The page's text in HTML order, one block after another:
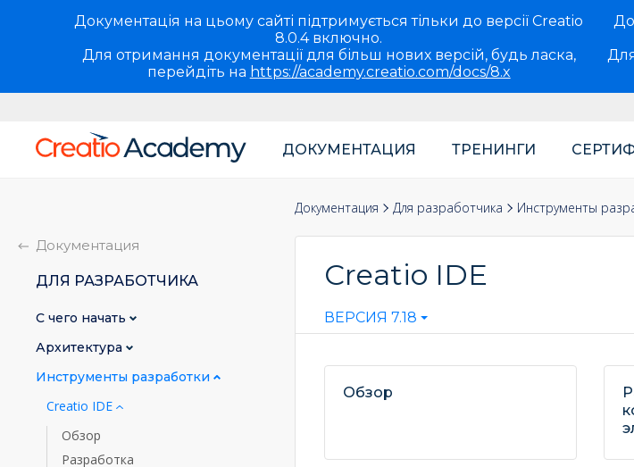
Документація на цьому сайті підтримується тільки до версії Creatio
8.0.4 включно.
Для отримання документації для більш нових версій, будь ласка,
перейдіть на https://academy.creatio.com/docs/8.x
Основная
ДОКУМЕНТАЦИЯ ТРЕНИНГИ
Документация Для разработчика Инструменты
Creatio IDE
ВЕРСИЯ 7.18
Обзор
Документация
ДЛЯ РАЗРАБОТЧИКА
С чего начать
Архитектура
Инструменты разработки
Creatio IDE
Обзор
Разработка